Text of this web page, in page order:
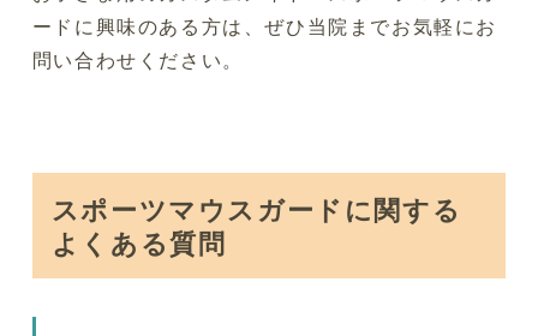
ードに興味のある方は、ぜひ当院までお気軽にお
問い合わせください。
スポーツマウスガードに関する
よくある質問